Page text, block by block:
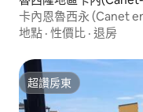
卡內恩魯西永 (Canet
地點 · 性價比 · 退房
超讚房東
超讚房東